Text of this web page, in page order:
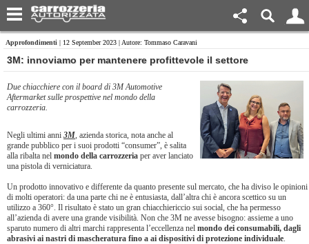
Approfondimenti | 12 September 2023 | Autore: Tommaso Caravani
3M: innoviamo per mantenere profittevole il settore
Due chiacchiere con il board di 3M Automotive
Aftermarket sulle prospettive nel mondo della
carrozzeria.
Negli ultimi anni 3M, azienda storica, nota anche al
grande pubblico per i suoi prodotti “consumer”, è salita
alla ribalta nel mondo della carrozzeria per aver lanciato
una pistola di verniciatura.
Un prodotto innovativo e differente da quanto presente sul mercato, che ha diviso le opinioni
di molti operatori: da una parte chi ne è entusiasta, dall’altra chi è ancora scettico su un
utilizzo a 360°. Il risultato è stato un gran chiacchiericcio sui social, che ha permesso
all’azienda di avere una grande visibilità. Non che 3M ne avesse bisogno: assieme a uno
sparuto numero di altri marchi rappresenta l’eccellenza nel mondo dei consumabili, dagli
abrasivi ai nastri di mascheratura fino a ai dispositivi di protezione individuale.